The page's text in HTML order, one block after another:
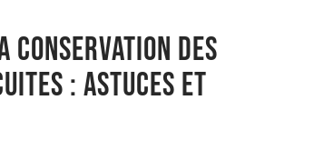
conservation des
: astuces et